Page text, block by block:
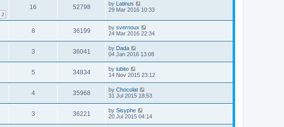
2
16 52798 by
Latinus
29 Mar 2016 10:33
8 36199 by svernoux
24 Mar 2016 22:34
3 36041 by Dada
04 Jan 2016 13:08
5 34834 by iubito
14 Nov 2015 23:12
4 35968 by Chocolat
31 Jul 2015 18:53
3 36221 by Sisyphe
20 Jul 2015 04:14